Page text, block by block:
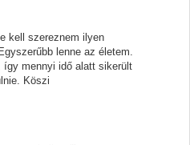
kell szereznem ilyen
lenne az életem.
így mennyi idő alatt sikerült
Köszi